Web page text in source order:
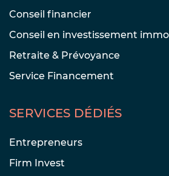
Conseil financier
Conseil en investissement
Retraite & Prévoyance
Service Financement
SERVICES DÉDIÉS
Entrepreneurs
Firm Invest